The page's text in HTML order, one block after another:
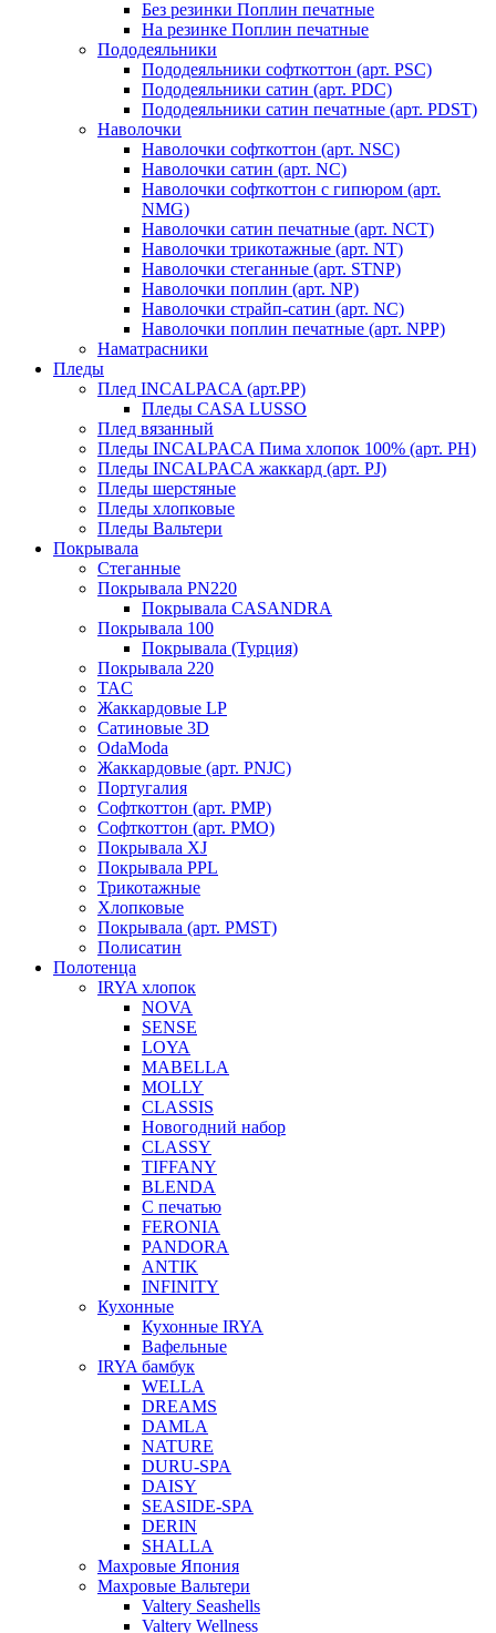
Без резинки Поплин печатные
На резинке Поплин печатные
Пододеяльники
Пододеяльники софткоттон (арт. PSC)
Пододеяльники сатин (арт. PDC)
Пододеяльники сатин печатные (арт. PDST)
Наволочки
Наволочки софткоттон (арт. NSC)
Наволочки сатин (арт. NC)
Наволочки софткоттон с гипюром (арт.
NMG)
Наволочки сатин печатные (арт. NCT)
Наволочки трикотажные (арт. NT)
Наволочки стеганные (арт. STNP)
Наволочки поплин (арт. NP)
Наволочки страйп-сатин (арт. NC)
Наволочки поплин печатные (арт. NPP)
Наматрасники
Пледы
Плед INCALPACA (арт.PP)
Пледы CASA LUSSO
Плед вязанный
Пледы INCALPACA Пима хлопок 100% (арт. PH)
Пледы INCALPACA жаккард (арт. PJ)
Пледы шерстяные
Пледы хлопковые
Пледы Вальтери
Покрывала
Стеганные
Покрывала PN220
Покрывала CASANDRA
Покрывала 100
Покрывала (Турция)
Покрывала 220
TAC
Жаккардовые LP
Сатиновые 3D
OdaModa
Жаккардовые (арт. PNJC)
Португалия
Софткоттон (арт. PMP)
Софткоттон (арт. PMO)
Покрывала XJ
Покрывала PPL
Трикотажные
Хлопковые
Покрывала (арт. PMST)
Полисатин
Полотенца
IRYA хлопок
NOVA
SENSE
LOYA
MABELLA
MOLLY
CLASSIS
Новогодний набор
CLASSY
TIFFANY
BLENDA
С печатью
FERONIA
PANDORA
ANTIK
INFINITY
Кухонные
Кухонные IRYA
Вафельные
IRYA бамбук
WELLA
DREAMS
DAMLA
NATURE
DURU-SPA
DAISY
SEASIDE-SPA
DERIN
SHALLA
Махровые Япония
Махровые Вальтери
Valtery Seashells
Valtery Wellness